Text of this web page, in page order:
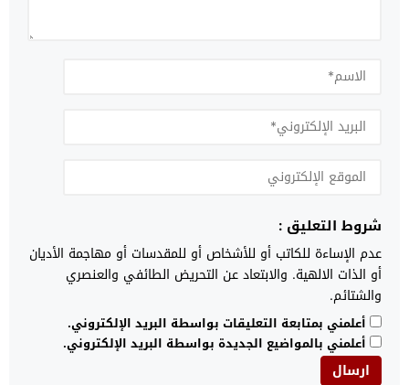
شروط التعليق :
عدم الإساءة للكاتب أو للأشخاص أو للمقدسات أو مهاجمة الأديان
أو الذات الالهية. والابتعاد عن التحريض الطائفي والعنصري
والشتائم.
أعلمني بمتابعة التعليقات بواسطة البريد الإلكتروني.
أعلمني بالمواضيع الجديدة بواسطة البريد الإلكتروني.